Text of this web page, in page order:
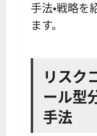
手法・戦略を
ます。
リスク
ール型
手法